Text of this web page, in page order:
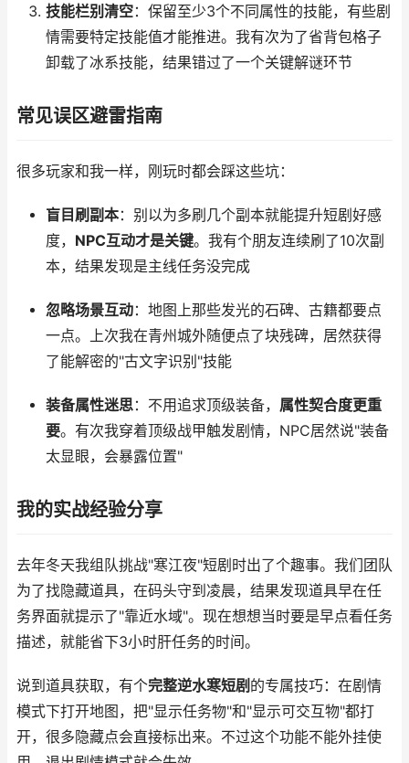
技能栏别清空：保留至少3个不同属性的技能，有些剧
情需要特定技能值才能推进。我有次为了省背包格子
卸载了冰系技能，结果错过了一个关键解谜环节
常见误区避雷指南
很多玩家和我一样，刚玩时都会踩这些坑：
盲目刷副本：别以为多刷几个副本就能提升短剧好感
度， NPC互动才是关键。我有个朋友连续刷了10次副
本，结果发现是主线任务没完成
忽略场景互动：地图上那些发光的石碑、古籍都要点
一点。上次我在青州城外随便点了块残碑，居然获得
了能解密的"古文字识别"技能
装备属性迷思：不用追求顶级装备， 属性契合度更重
要。有次我穿着顶级战甲触发剧情，NPC居然说"装备
太显眼，会暴露位置"
我的实战经验分享
去年冬天我组队挑战"寒江夜"短剧时出了个趣事。我们团队
为了找隐藏道具，在码头守到凌晨，结果发现道具早在任
务界面就提示了"靠近水域"。现在想想当时要是早点看任务
描述，就能省下3小时肝任务的时间。
说到道具获取，有个完整逆水寒短剧 的专属技巧：在剧情
模式下打开地图，把"显示任务物"和"显示可交互物"都打
开，很多隐藏点会直接标出来。不过这个功能不能外挂使